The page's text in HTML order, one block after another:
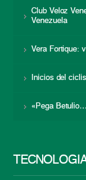
Club Veloz
Venezuela
Vera Fortique:
Inicios del
«Pega